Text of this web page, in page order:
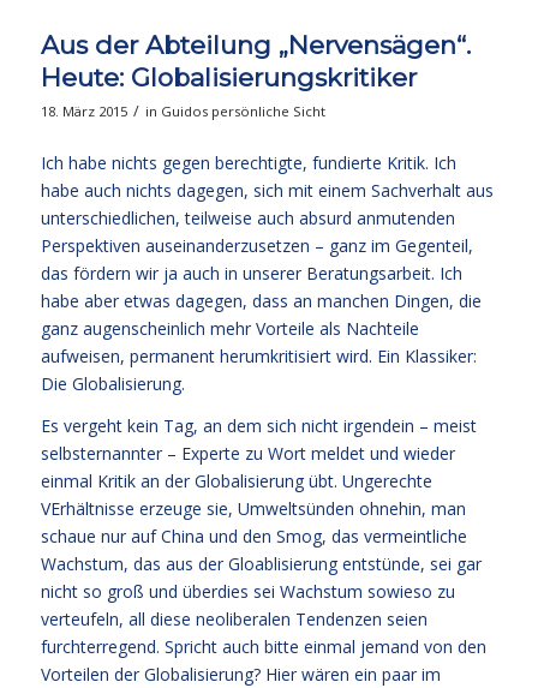
Aus der Abteilung „Nervensägen“.
Heute: Globalisierungskritiker
18. März 2015 / in Guidos persönliche Sicht
Ich habe nichts gegen berechtigte, fundierte Kritik. Ich
habe auch nichts dagegen, sich mit einem Sachverhalt aus
unterschiedlichen, teilweise auch absurd anmutenden
Perspektiven auseinanderzusetzen – ganz im Gegenteil,
das fördern wir ja auch in unserer Beratungsarbeit. Ich
habe aber etwas dagegen, dass an manchen Dingen, die
ganz augenscheinlich mehr Vorteile als Nachteile
aufweisen, permanent herumkritisiert wird. Ein Klassiker:
Die Globalisierung.
Es vergeht kein Tag, an dem sich nicht irgendein – meist
selbsternannter – Experte zu Wort meldet und wieder
einmal Kritik an der Globalisierung übt. Ungerechte
VErhältnisse erzeuge sie, Umweltsünden ohnehin, man
schaue nur auf China und den Smog, das vermeintliche
Wachstum, das aus der Gloablisierung entstünde, sei gar
nicht so groß und überdies sei Wachstum sowieso zu
verteufeln, all diese neoliberalen Tendenzen seien
furchterregend. Spricht auch bitte einmal jemand von den
Vorteilen der Globalisierung? Hier wären ein paar im